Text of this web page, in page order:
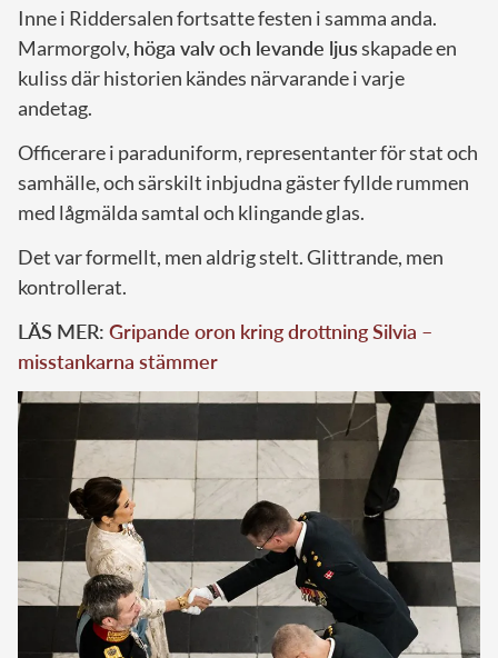
Inne i Riddersalen fortsatte festen i samma anda.
Marmorgolv, höga valv och levande ljusskapade en
kuliss där historien kändes närvarande i varje
andetag.
Officerare i paraduniform, representanter för stat och
samhälle, och särskilt inbjudna gäster fyllde rummen
med lågmälda samtal och klingande glas.
Det var formellt, men aldrig stelt. Glittrande, men
kontrollerat.
LÄS MER: Gripande oron kring drottning Silvia –
misstankarna stämmer